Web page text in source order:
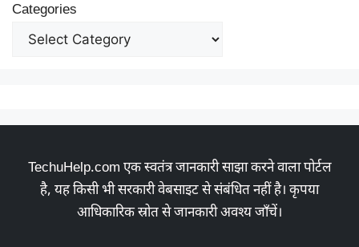
Categories
TechuHelp.com एक स्वतंत्र जानकारी साझा करने वाला पोर्टल
है, यह किसी भी सरकारी वेबसाइट से संबंधित नहीं है। कृपया
आधिकारिक स्रोत से जानकारी अवश्य जाँचें।